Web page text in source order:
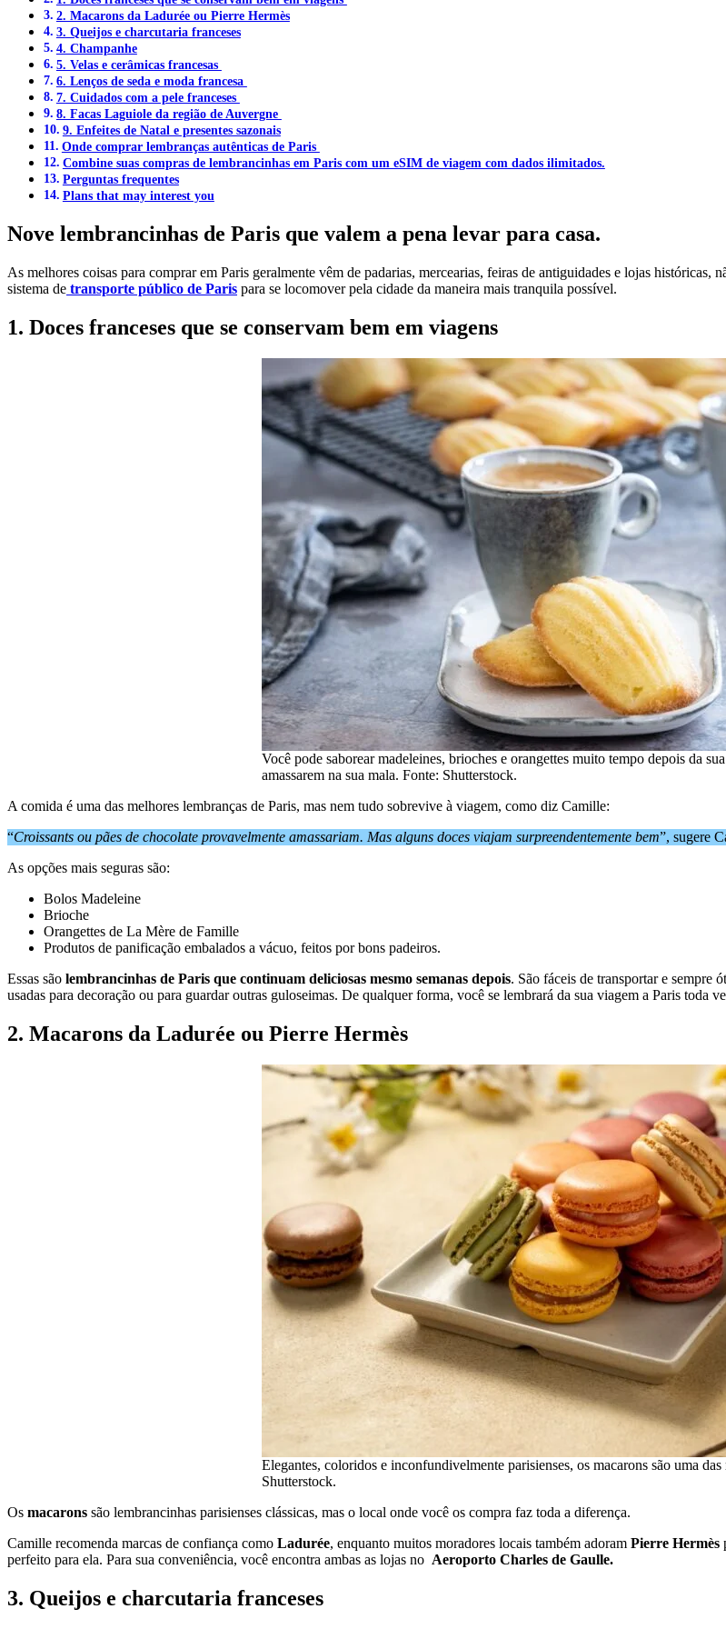
2. Macarons da Ladurée ou Pierre Hermès
3. Queijos e charcutaria franceses
4. Champanhe
5. Velas e cerâmicas francesas
6. Lenços de seda e moda francesa
7. Cuidados com a pele franceses
8. Facas Laguiole da região de Auvergne
9. Enfeites de Natal e presentes sazonais
Onde comprar lembranças autênticas de Paris
Combine suas compras de lembrancinhas em Paris com um eSIM de viagem com dados ilimitados.
Perguntas frequentes
Plans that may interest you
Nove lembrancinhas de Paris que valem a pena levar para casa.
As melhores coisas para comprar em Paris geralmente vêm de padarias, mercearias, feiras de antiguidades e lojas
sistema de transporte público de Paris para se locomover pela cidade da maneira mais tranquila possível.
1. Doces franceses que se conservam bem em viagens
Você pode saborear madeleines, brioches e orangettes muito tempo depois da
amassarem na sua mala. Fonte: Shutterstock.
A comida é uma das melhores lembranças de Paris, mas nem tudo sobrevive à viagem, como diz Camille:
“Croissants ou pães de chocolate provavelmente amassariam. Mas alguns doces viajam surpreendentemente bem”, sugere
As opções mais seguras são:
Bolos Madeleine
Brioche
Orangettes de La Mère de Famille
Produtos de panificação embalados a vácuo, feitos por bons padeiros.
Essas são lembrancinhas de Paris que continuam deliciosas mesmo semanas depois. São fáceis de transportar e sempre
usadas para decoração ou para guardar outras guloseimas. De qualquer forma, você se lembrará da sua viagem a Paris toda
2. Macarons da Ladurée ou Pierre Hermès
Elegantes, coloridos e inconfundivelmente parisienses, os macarons são uma
Shutterstock.
Os macarons são lembrancinhas parisienses clássicas, mas o local onde você os compra faz toda a diferença.
Camille recomenda marcas de confiança como Ladurée, enquanto muitos moradores locais também adoram Pierre Hermès
perfeito para ela. Para sua conveniência, você encontra ambas as lojas no Aeroporto Charles de Gaulle.
3. Queijos e charcutaria franceses